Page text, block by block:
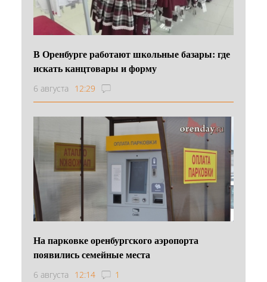
В Оренбурге работают школьные базары: где
искать канцтовары и форму
6 августа 12:29
На парковке оренбургского аэропорта
появились семейные места
6 августа 12:14 1